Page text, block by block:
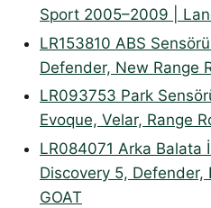
Sport 2005–2009 |
LR153810 ABS
Defender, New Range
LR093753 Park
Evoque, Velar, Range
LR084071 Arka Balata
Discovery 5, Defender,
GOAT